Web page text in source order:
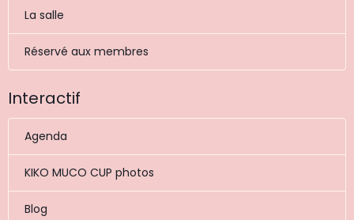
La salle
Réservé aux membres
Interactif
Agenda
KIKO MUCO CUP photos
Blog